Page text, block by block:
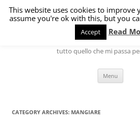
to
content L'angolo di
Hardware, Software, Internet, Linux ma
tutto quello che mi passa
Menu
CATEGORY ARCHIVES: MANGIARE
This website uses cookies to improve
assume you're ok with this, but you
Accept Read